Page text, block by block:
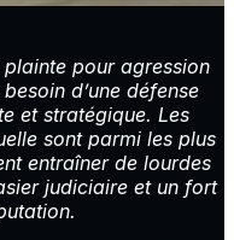
pour agression
d’une défense
et stratégique. Les
sont parmi les plus
entraîner de lourdes
judiciaire et un fort